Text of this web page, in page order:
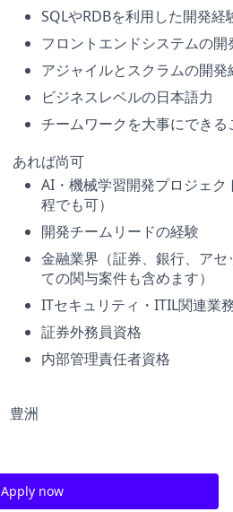
SQLやRDBを利用した開発経
フロントエンドシステムの開
アジャイルとスクラムの開発
ビジネスレベルの日本語力
チームワークを大事にできる
あれば尚可
AI・機械学習開発プロジェ
程でも可）
開発チームリードの経験
金融業界（証券、銀行、ア
ての関与案件も含めます）
ITセキュリティ・ITIL関連業
証券外務員資格
内部管理責任者資格
豊洲
Apply now